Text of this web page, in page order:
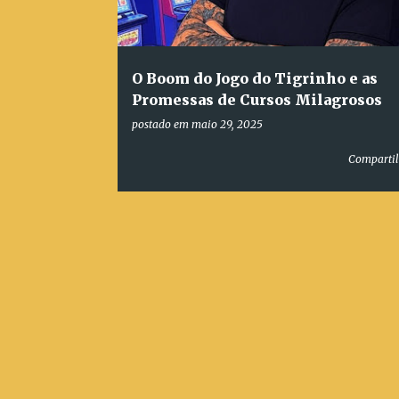
a
g
O Boom do Jogo do Tigrinho e as
Promessas de Cursos Milagrosos
postado em maio 29, 2025